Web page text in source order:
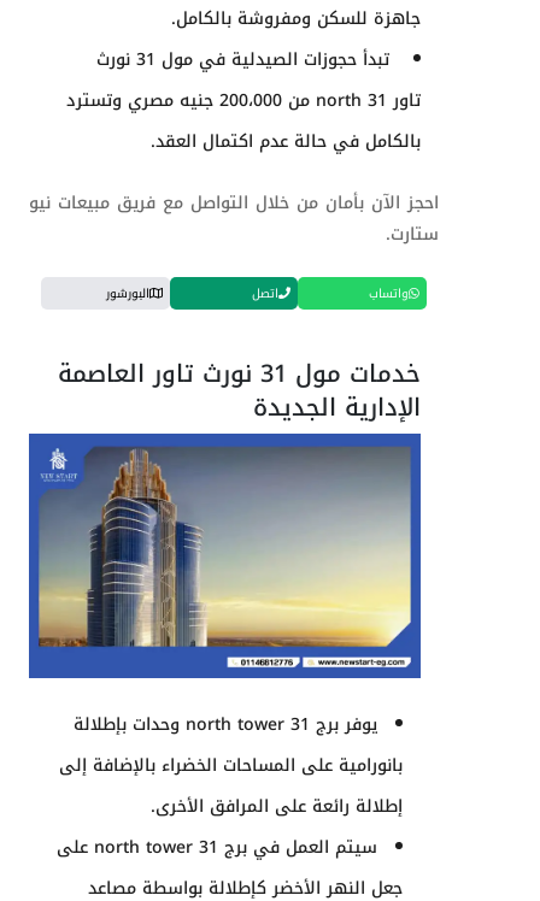
جاهزة للسكن ومفروشة بالكامل.
تبدأ حجوزات الصيدلية في مول 31 نورث
تاور north 31
من 200،000 جنيه مصري وتسترد
بالكامل في حالة عدم اكتمال العقد.
احجز الآن بأمان من خلال التواصل مع فريق مبيعات نيو
ستارت.
واتساب اتصل البورشور
خدمات مول 31 نورث تاور العاصمة
الإدارية الجديدة
يوفر برج 31 north tower
وحدات بإطلالة
بانورامية على المساحات الخضراء بالإضافة إلى
إطلالة رائعة على المرافق الأخرى.
سيتم العمل في برج 31 north tower
على
جعل النهر الأخضر كإطلالة بواسطة مصاعد